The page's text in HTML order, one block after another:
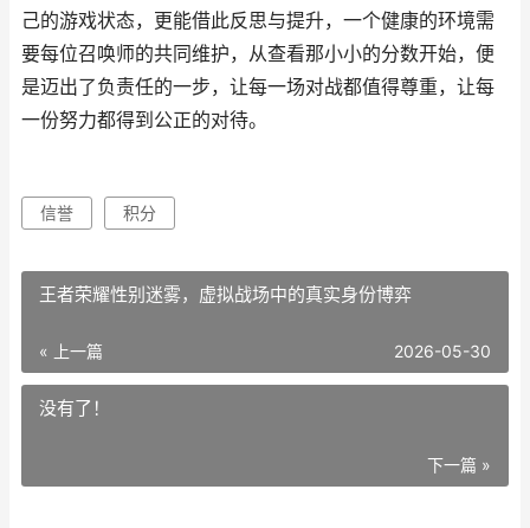
己的游戏状态，更能借此反思与提升，一个健康的环境需
要每位召唤师的共同维护，从查看那小小的分数开始，便
是迈出了负责任的一步，让每一场对战都值得尊重，让每
一份努力都得到公正的对待。
信誉 积分
王者荣耀性别迷雾，虚拟战场中的真实身份博弈
« 上一篇 2026-05-30
没有了！
下一篇 »